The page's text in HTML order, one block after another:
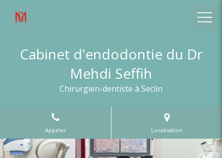
Cabinet d'endodontie du Dr
Mehdi Seffih
Chirurgien-dentiste à Seclin
Appeler Localisation